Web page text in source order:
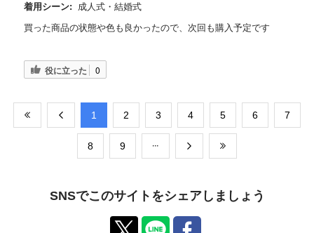
着用シーン:
成人式・結婚式
買った商品の状態や色も良かったので、次回も購入予定です
役に立った 0
​1 ​2 ​3 ​4 ​5 ​6 ​7
​8 ​9
SNSでこのサイトをシェアしましょう